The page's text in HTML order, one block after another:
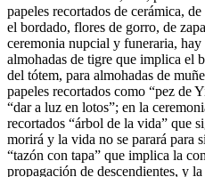
papeles recortados de cerámica,
el bordado, flores de gorro, de
ceremonia nupcial y funeraria, hay
almohadas de tigre que implica el
del tótem, para almohadas de
papeles recortados como “pez de
“dar a luz en lotos”; en la
recortados “árbol de la vida” que
morirá y la vida no se parará para
“tazón con tapa” que implica la
propagación de descendientes, y